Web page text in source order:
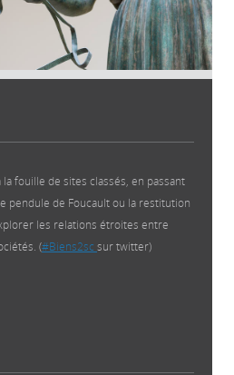
la fouille de sites classés, en passant
pendule de Foucault ou la restitution
les relations étroites entre
(#Biens2sc sur twitter)